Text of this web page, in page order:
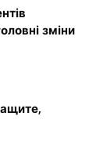
зміни